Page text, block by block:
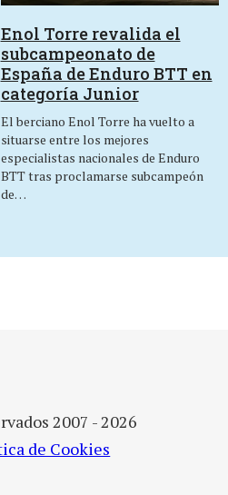
Enol Torre revalida el
subcampeonato de
España de Enduro BTT en
categoría Junior
El berciano Enol Torre ha vuelto a
situarse entre los mejores
especialistas nacionales de Enduro
BTT tras proclamarse subcampeón
de…
2007 - 2026
de Cookies